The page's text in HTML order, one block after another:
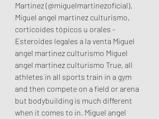
Martinez (@miguelmartinezoficial).
Miguel angel martinez culturismo,
corticoides tópicos u orales -
Esteroides legales a la venta Miguel
angel martinez culturismo Miguel
angel martinez culturismo True, all
athletes in all sports train in a gym
and then compete on a field or arena
but bodybuilding is much different
when it comes to in. Miguel angel